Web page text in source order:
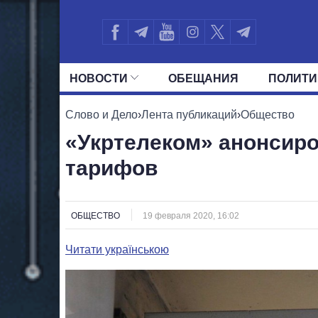
НОВОСТИ ОБЕЩАНИЯ
ВСЕ ПОЛИТИКИ ПРЕЗИДЕНТ И
Слово и Дело›Лента публикаций›Общество
«Укртелеком»
тарифов
ОБЩЕСТВО 19 февраля 2020, 16:02
Читати українською